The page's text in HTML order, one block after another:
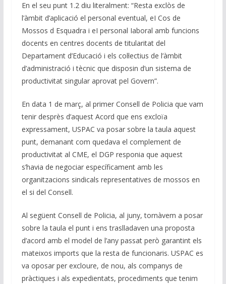
En el seu punt 1.2 diu literalment: “Resta exclòs de
l’àmbit d’aplicació el personal eventual, eI Cos de
Mossos d Esquadra i eI personal Iaboral amb funcions
docents en centres docents de titularitat del
Departament d’Educació i els col·lectius de l’àmbit
d’administració i tècnic que disposin d’un sistema de
productivitat singular aprovat pel Govern”.
En data 1 de març, al primer Consell de Policia que vam
tenir desprès d’aquest Acord que ens excloïa
expressament, USPAC va posar sobre la taula aquest
punt, demanant com quedava el complement de
productivitat al CME, el DGP responia que aquest
s’havia de negociar específicament amb les
organitzacions sindicals representatives de mossos en
el si del Consell.
Al següent Consell de Policia, al juny, tornàvem a posar
sobre la taula el punt i ens traslladaven una proposta
d’acord amb el model de l’any passat però garantint els
mateixos imports que la resta de funcionaris. USPAC es
va oposar per excloure, de nou, als companys de
pràctiques i als expedientats, procediments que tenim